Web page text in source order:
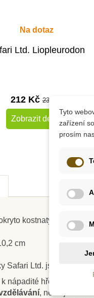
Na dotaz
Ltd. Liopleurodon
212 Kč236 Kč
Zobrazit detail
Skladem
kostnatými
cm
Safari Ltd. jsou
nápadité hře jak pro
, nebo jako
Tyto
zařízení
prosím